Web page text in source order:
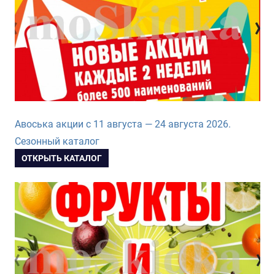
Авоська акции с 11 августа — 24 августа 2026.
Сезонный каталог
ОТКРЫТЬ КАТАЛОГ